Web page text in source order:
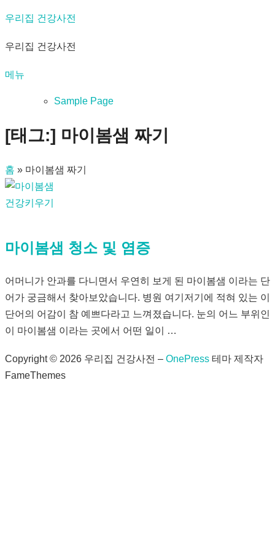
내
으
기
우리집 건강사전
우리집 건강사전
메뉴
Sample Page
[태그:] 마이봄샘 짜기
홈 » 마이봄샘 짜기
건강키우기
마이봄샘 청소 및 염증
어머니가 안과를 다니면서 우연히 보게 된 마이봄샘 이라는 단
어가 궁금해서 찾아보았습니다. 병원 여기저기에 적혀 있는 이
단어의 어감이 참 예쁘다라고 느껴졌습니다. 눈의 어느 부위인
이 마이봄샘 이라는 곳에서 어떤 일이 …
Copyright © 2026 우리집 건강사전 – OnePress 테마 제작자
FameThemes